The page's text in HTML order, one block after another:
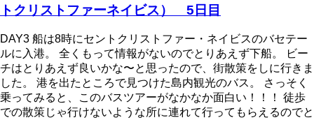
トクリストファーネイビス） 5日目
DAY3 船は8時にセントクリストファー・ネイビスのバセテー
ルに入港。 全くもって情報がないのでとりあえず下船。 ビー
チはとりあえず良いかな〜と思ったので、街散策をしに行きま
した。 港を出たところで見つけた島内観光のバス。 さっそく
乗ってみると、このバスツアーがなかなか面白い！！！ 徒歩
での散策じゃ行けないような所に連れて行ってもらえるのでと